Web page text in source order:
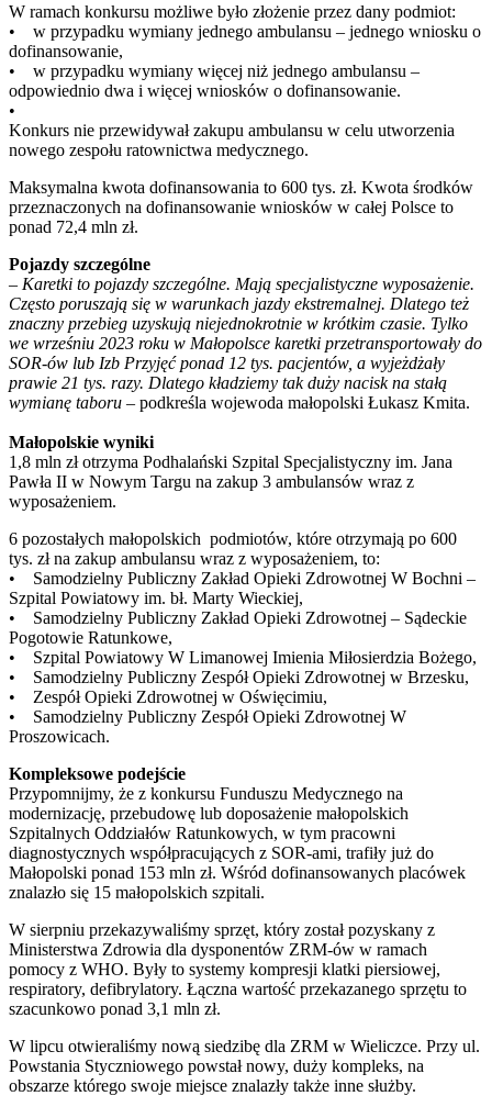
W ramach konkursu możliwe było złożenie przez dany podmiot:
• w przypadku wymiany jednego ambulansu – jednego wniosku o
dofinansowanie,
• w przypadku wymiany więcej niż jednego ambulansu –
odpowiednio dwa i więcej wniosków o dofinansowanie.
•
Konkurs nie przewidywał zakupu ambulansu w celu utworzenia
nowego zespołu ratownictwa medycznego.
Maksymalna kwota dofinansowania to 600 tys. zł. Kwota środków
przeznaczonych na dofinansowanie wniosków w całej Polsce to
ponad 72,4 mln zł.
Pojazdy szczególne
– Karetki to pojazdy szczególne. Mają specjalistyczne wyposażenie.
Często poruszają się w warunkach jazdy ekstremalnej. Dlatego też
znaczny przebieg uzyskują niejednokrotnie w krótkim czasie. Tylko
we wrześniu 2023 roku w Małopolsce karetki przetransportowały do
SOR-ów lub Izb Przyjęć ponad 12 tys. pacjentów, a wyjeżdżały
prawie 21 tys. razy. Dlatego kładziemy tak duży nacisk na stałą
wymianę taboru – podkreśla wojewoda małopolski Łukasz Kmita.
Małopolskie wyniki
1,8 mln zł otrzyma Podhalański Szpital Specjalistyczny im. Jana
Pawła II w Nowym Targu na zakup 3 ambulansów wraz z
wyposażeniem.
6 pozostałych małopolskich podmiotów, które otrzymają po 600
tys. zł na zakup ambulansu wraz z wyposażeniem, to:
• Samodzielny Publiczny Zakład Opieki Zdrowotnej W Bochni –
Szpital Powiatowy im. bł. Marty Wieckiej,
• Samodzielny Publiczny Zakład Opieki Zdrowotnej – Sądeckie
Pogotowie Ratunkowe,
• Szpital Powiatowy W Limanowej Imienia Miłosierdzia Bożego,
• Samodzielny Publiczny Zespół Opieki Zdrowotnej w Brzesku,
• Zespół Opieki Zdrowotnej w Oświęcimiu,
• Samodzielny Publiczny Zespół Opieki Zdrowotnej W
Proszowicach.
Kompleksowe podejście
Przypomnijmy, że z konkursu Funduszu Medycznego na
modernizację, przebudowę lub doposażenie małopolskich
Szpitalnych Oddziałów Ratunkowych, w tym pracowni
diagnostycznych współpracujących z SOR-ami, trafiły już do
Małopolski ponad 153 mln zł. Wśród dofinansowanych placówek
znalazło się 15 małopolskich szpitali.
W sierpniu przekazywaliśmy sprzęt, który został pozyskany z
Ministerstwa Zdrowia dla dysponentów ZRM-ów w ramach
pomocy z WHO. Były to systemy kompresji klatki piersiowej,
respiratory, defibrylatory. Łączna wartość przekazanego sprzętu to
szacunkowo ponad 3,1 mln zł.
W lipcu otwieraliśmy nową siedzibę dla ZRM w Wieliczce. Przy ul.
Powstania Styczniowego powstał nowy, duży kompleks, na
obszarze którego swoje miejsce znalazły także inne służby.